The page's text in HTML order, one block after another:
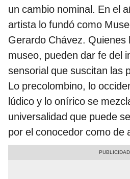
un cambio nominal. En el
artista lo fundó como
Gerardo Chávez. Quienes
museo, pueden dar fe del
sensorial que suscitan las
Lo precolombino, lo
lúdico y lo onírico se
universalidad que puede
por el conocedor como de